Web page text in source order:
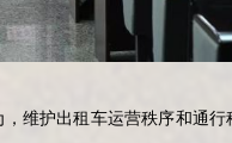
护出租车运营秩序和通行